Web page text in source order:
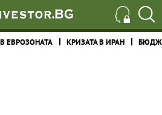
ЕВРОЗОНАТА КРИЗАТА В ИРАН